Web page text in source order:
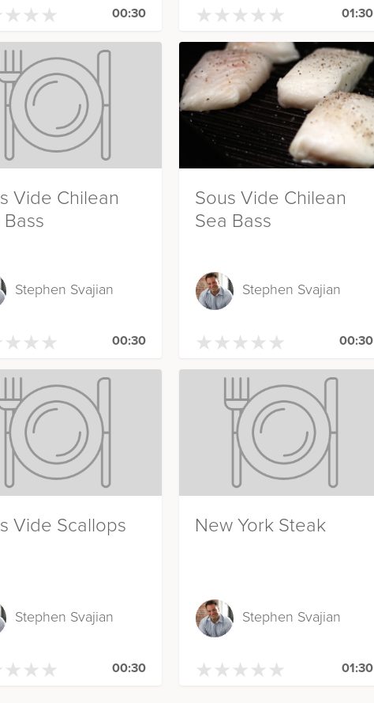
★ ★ ★
★ ★ ★ 00:30 ★ ★ ★ ★ ★
★ ★ ★ ★ ★ 01:30
Vide Chilean
Stephen Svajian
★ ★ ★
★ ★ ★ 00:30
Sous Vide Chilean
Sea Bass
Stephen Svajian
★ ★ ★ ★ ★
★ ★ ★ ★ ★ 00:30
Vide Scallops
Stephen Svajian
★ ★ ★
★ ★ ★ 00:30
New York Steak
Stephen Svajian
★ ★ ★ ★ ★
★ ★ ★ ★ ★ 01:30